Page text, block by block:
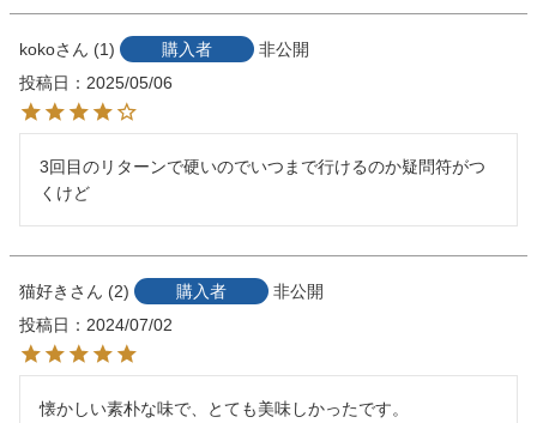
koko 1 購入者
非公開
投稿日
2025/05/06
3回目のリターンで硬いのでいつまで行けるのか疑問符がつ
くけど
猫好き 2 購入者
非公開
投稿日
2024/07/02
懐かしい素朴な味で、とても美味しかったです。